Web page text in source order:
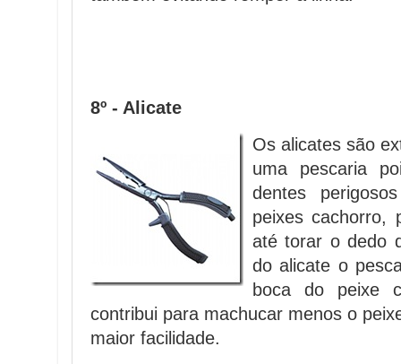
8º - Alicate
Os alicates são
uma pescaria
dentes
peixes cachorro,
até torar o dedo
do alicate o
boca do peixe
contribui para machucar menos o
maior facilidade.